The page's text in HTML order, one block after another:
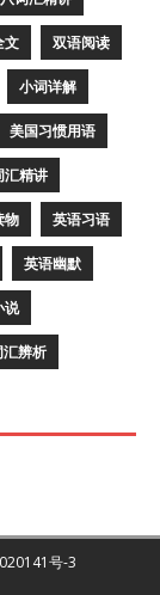
文 双语阅读
小词详解
美国习惯用语
汇精讲
物 英语习语
英语幽默
说
汇辨析
号-3